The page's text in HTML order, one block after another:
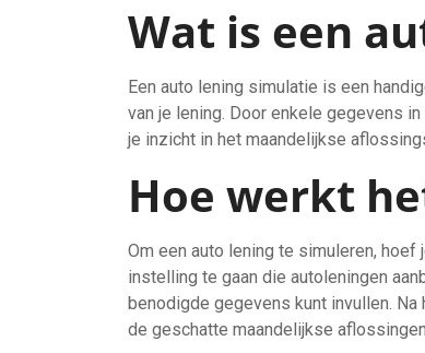
Wat is een
Een auto lening simulatie is een
van je lening. Door enkele gegevens
je inzicht in het maandelijkse
Hoe werkt
Om een auto lening te simuleren,
instelling te gaan die autoleningen
benodigde gegevens kunt invullen.
de geschatte maandelijkse